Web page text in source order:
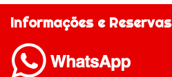
Informações e Reservas